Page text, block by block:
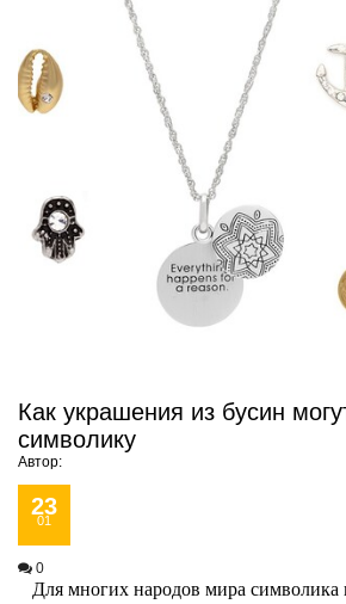
Как украшения из бусин
символику
Автор:
23
01
0
Для многих народов мира символика